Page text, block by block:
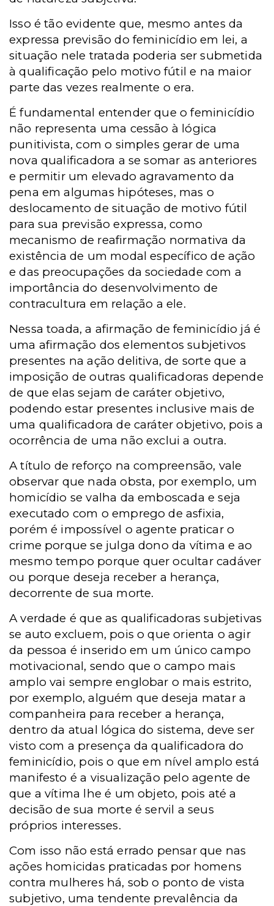
Isso é tão evidente que, mesmo antes da
expressa previsão do feminicídio em lei, a
situação nele tratada poderia ser submetida
à qualificação pelo motivo fútil e na maior
parte das vezes realmente o era.
É fundamental entender que o feminicídio
não representa uma cessão à lógica
punitivista, com o simples gerar de uma
nova qualificadora a se somar as anteriores
e permitir um elevado agravamento da
pena em algumas hipóteses, mas o
deslocamento de situação de motivo fútil
para sua previsão expressa, como
mecanismo de reafirmação normativa da
existência de um modal específico de ação
e das preocupações da sociedade com a
importância do desenvolvimento de
contracultura em relação a ele.
Nessa toada, a afirmação de feminicídio já é
uma afirmação dos elementos subjetivos
presentes na ação delitiva, de sorte que a
imposição de outras qualificadoras depende
de que elas sejam de caráter objetivo,
podendo estar presentes inclusive mais de
uma qualificadora de caráter objetivo, pois a
ocorrência de uma não exclui a outra.
A título de reforço na compreensão, vale
observar que nada obsta, por exemplo, um
homicídio se valha da emboscada e seja
executado com o emprego de asfixia,
porém é impossível o agente praticar o
crime porque se julga dono da vítima e ao
mesmo tempo porque quer ocultar cadáver
ou porque deseja receber a herança,
decorrente de sua morte.
A verdade é que as qualificadoras subjetivas
se auto excluem, pois o que orienta o agir
da pessoa é inserido em um único campo
motivacional, sendo que o campo mais
amplo vai sempre englobar o mais estrito,
por exemplo, alguém que deseja matar a
companheira para receber a herança,
dentro da atual lógica do sistema, deve ser
visto com a presença da qualificadora do
feminicídio, pois o que em nível amplo está
manifesto é a visualização pelo agente de
que a vítima lhe é um objeto, pois até a
decisão de sua morte é servil a seus
próprios interesses.
Com isso não está errado pensar que nas
ações homicidas praticadas por homens
contra mulheres há, sob o ponto de vista
subjetivo, uma tendente prevalência da